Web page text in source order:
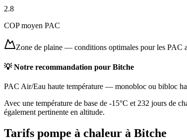
2.8
COP moyen PAC
Zone de plaine — conditions optimales pour les PAC
💡 Notre recommandation pour Bitche
PAC Air/Eau haute température — monobloc ou bibloc
Avec une température de base de -15°C et 232 jours de
également pertinente en altitude.
Tarifs pompe à chaleur à Bitche